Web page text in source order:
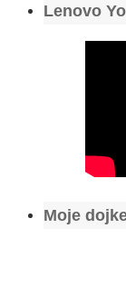
Lenovo
Moje